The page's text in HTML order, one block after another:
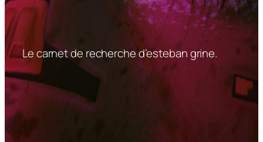
Le carnet de recherche d’esteban grine.